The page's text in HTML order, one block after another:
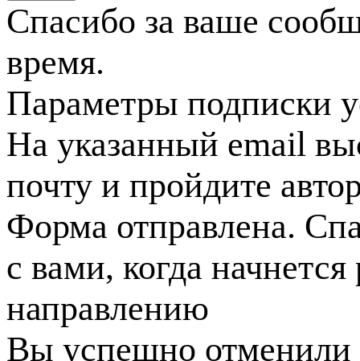
Спасибо за ваше
время.
Параметры подписки
На указанный email
почту и пройдите
Форма отправлена.
с вами, когда
направлению
Вы успешно отменили